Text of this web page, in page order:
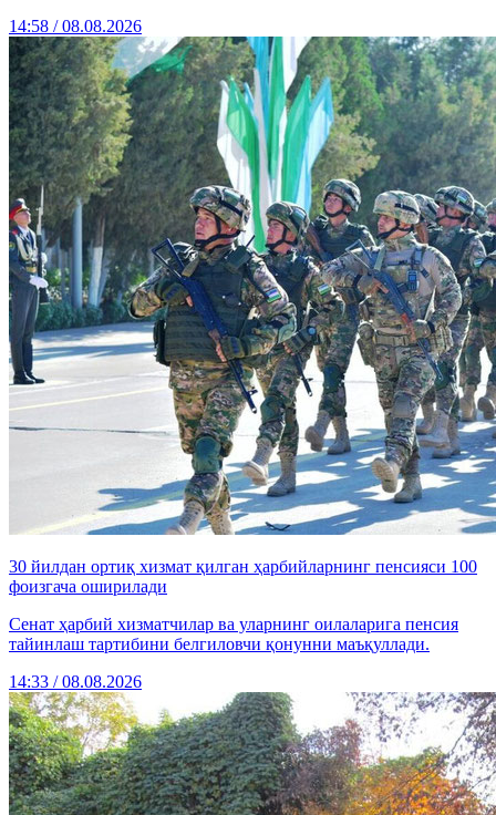
14:58 / 08.08.2026
30 йилдан ортиқ хизмат қилган ҳарбийларнинг пенсияси 100
фоизгача оширилади
Сенат ҳарбий хизматчилар ва уларнинг оилаларига пенсия
тайинлаш тартибини белгиловчи қонунни маъқуллади.
14:33 / 08.08.2026